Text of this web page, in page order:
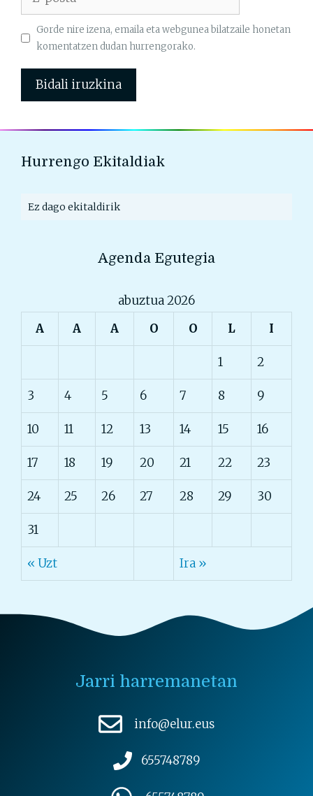
posta
Gorde nire izena, emaila eta webgunea bilatzaile honetan
komentatzen dudan hurrengorako.
Hurrengo Ekitaldiak
Ez dago ekitaldirik
Agenda Egutegia
abuztua 2026
A
A A O O L I
1 2
3 4 5 6 7 8 9
10 11 12 13 14 15 16
17 18 19 20 21 22 23
24 25 26 27 28 29 30
31
« Uzt Ira »
Jarri harremanetan
info@elur.eus
655748789